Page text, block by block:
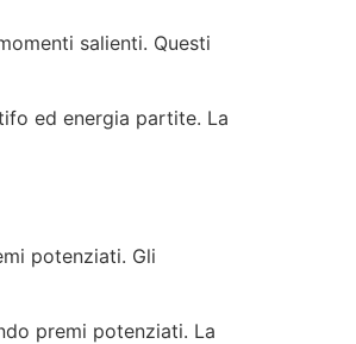
salienti. Questi
ed energia partite. La
potenziati. Gli
premi potenziati. La